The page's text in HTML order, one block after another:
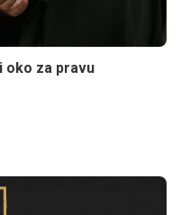
oko za pravu